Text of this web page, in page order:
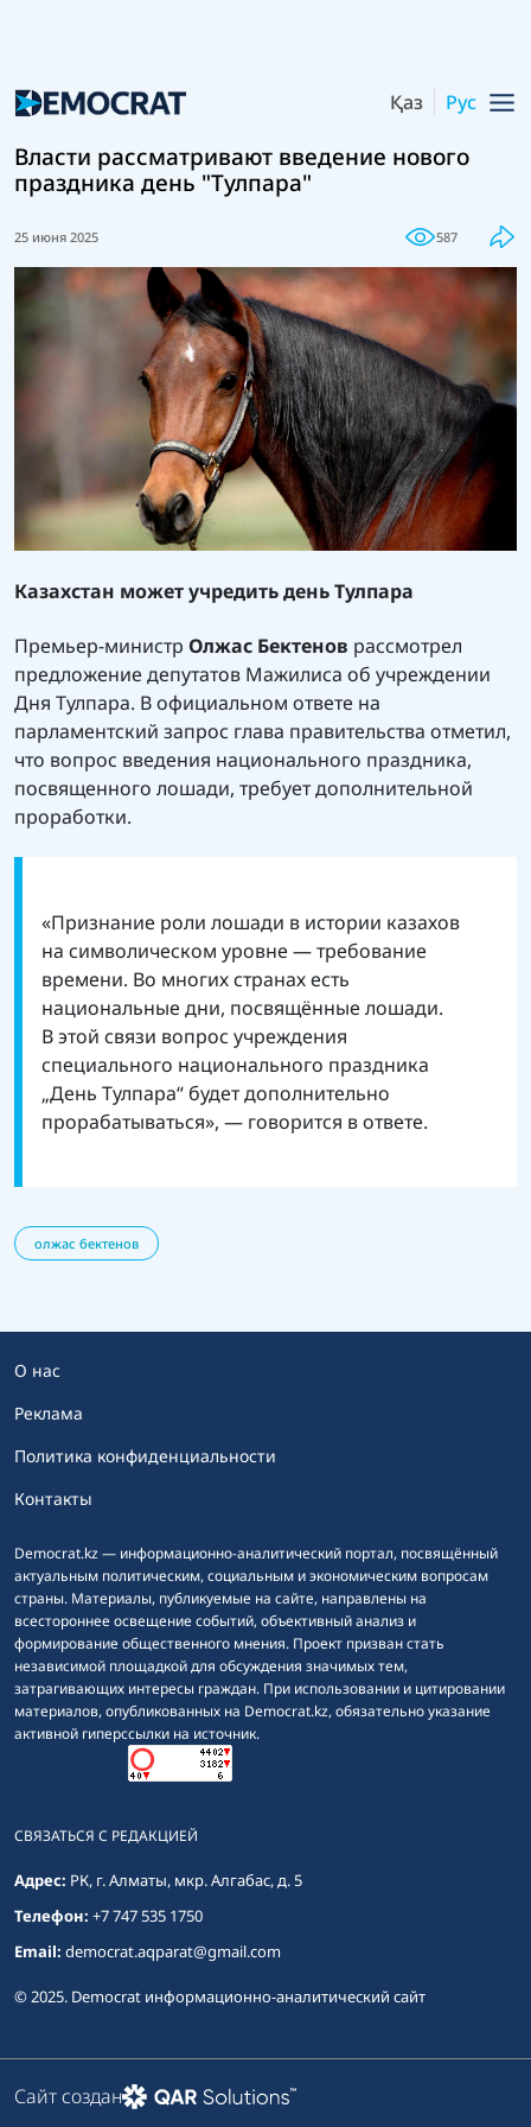
Қаз Рус
Власти рассматривают введение нового
праздника день "Тулпара"
25 июня 2025 587
Казахстан может учредить день Тулпара
Премьер-министр Олжас Бектенов рассмотрел
предложение депутатов Мажилиса об учреждении
Дня Тулпара. В официальном ответе на
парламентский запрос глава правительства отметил,
что вопрос введения национального праздника,
посвященного лошади, требует дополнительной
проработки.
«Признание роли лошади в истории казахов
на символическом уровне — требование
времени. Во многих странах есть
национальные дни, посвящённые лошади.
В этой связи вопрос учреждения
специального национального праздника
„День Тулпара“ будет дополнительно
прорабатываться», — говорится в ответе.
олжас бектенов
Democrat.kz — информационно-аналитический портал, посвящённый
актуальным политическим, социальным и экономическим вопросам
страны. Материалы, публикуемые на сайте, направлены на
всестороннее освещение событий, объективный анализ и
формирование общественного мнения. Проект призван стать
независимой площадкой для обсуждения значимых тем,
затрагивающих интересы граждан. При использовании и цитировании
материалов, опубликованных на Democrat.kz, обязательно указание
активной гиперссылки на источник.
О нас
Реклама
Политика конфиденциальности
Контакты
СВЯЗАТЬСЯ С РЕДАКЦИЕЙ
Адрес: РК, г. Алматы, мкр. Алгабас, д. 5
Телефон: +7 747 535 1750
Email: democrat.aqparat@gmail.com
© 2025. Democrat информационно-аналитический сайт
Сайт создан